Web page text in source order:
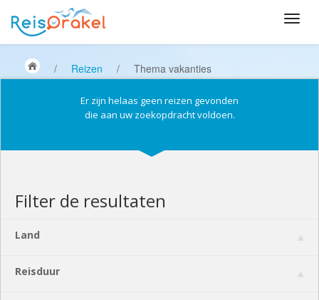
/ Reizen / Thema vakanties
Er zijn helaas geen reizen gevonden
die aan uw zoekopdracht voldoen.
Filter de resultaten
Land
Reisduur